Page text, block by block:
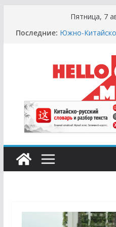
содержимому
Пятница, 7
Последние: Южно-
Сырная
Сыр в Китае и
Аналог
Охота за
по Русским и
Китае
Молочный
Найти Творог,
Искать
Счастливые